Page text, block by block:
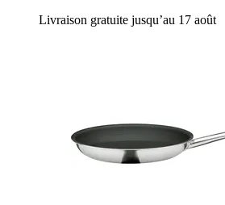
Livraison gratuite jusqu’au 17 août